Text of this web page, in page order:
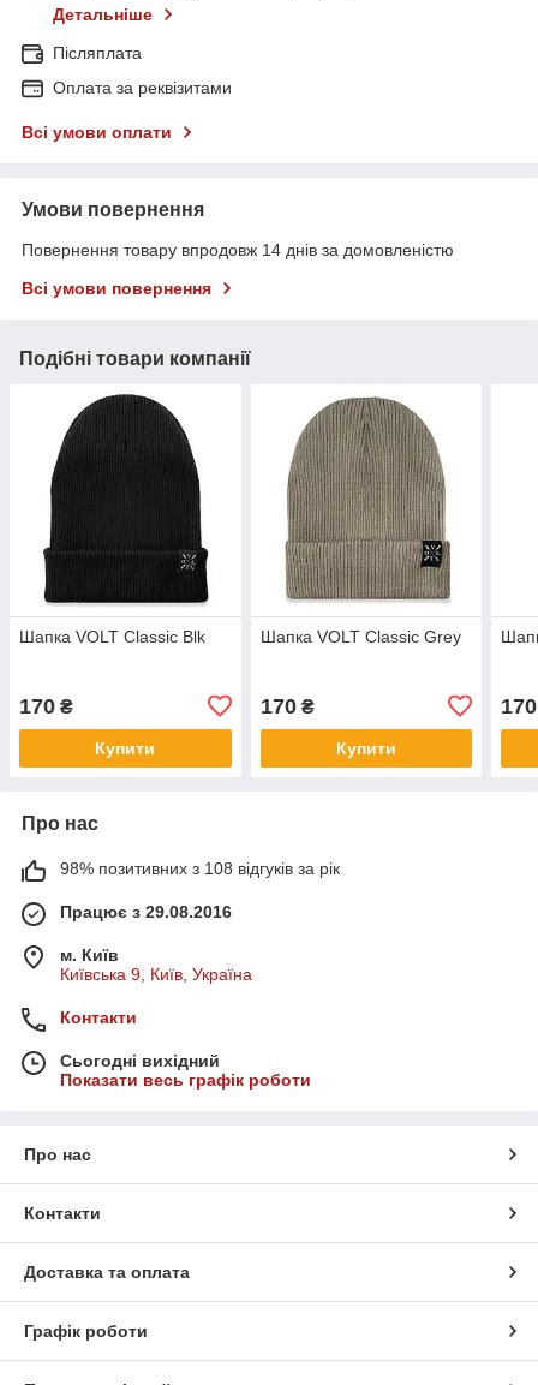
Детальніше
Післяплата
Оплата за реквізитами
Всі умови оплати
Умови повернення
Повернення товару впродовж 14 днів за домовленістю
Всі умови повернення
Подібні товари компанії
Шапка VOLT Classic Blk
170 ₴
Купити
Шапка VOLT Classic Grey
170₴
Купити
170
Про нас
98% позитивних з 108 відгуків за рік
Працює з 29.08.2016
м. Київ
Київська 9, Київ, Україна
Контакти
Сьогодні вихідний
Показати весь графік роботи
Про нас
Контакти
Доставка та оплата
Графік роботи